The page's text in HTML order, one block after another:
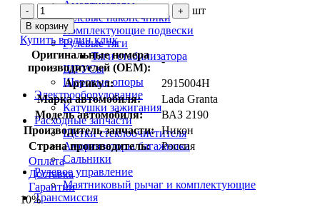
Амортизаторы
Рулевые наконечники
Комплектующие подвески
Рулевые тяги
Тяги стабилизатора
ШРУСы
Шаровые опоры
Электрооборудование
Катушки зажигания
Расходные запчасти
Щетки стеклоочистителя
Амортизаторы багажника
Сальники
Рулевое управление
Маятниковый рычаг и комплектующие
Трансмиссия
- + шт
В корзину
Купить в один клик
Оригинальные номера
производителей (OEM):
-
Артикул:
2915004Н
Марка автомобиля:
Lada Granta
Модель автомобиля:
ВАЗ 2190
Производитель запчасти: Никон
Страна производитель:
Россия
Оплата
Доставка
Гарантии
10%